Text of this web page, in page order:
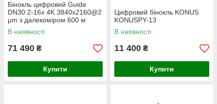
Бінокль цифровий Guide
DN30 2-16x 4K 3840x2160@2
μm з далекоміром 600 м
В наявності
71 490 ₴
Купити
Цифровий бінокль KONUS
KONUSPY-13
В наявності
11 400 ₴
Купити